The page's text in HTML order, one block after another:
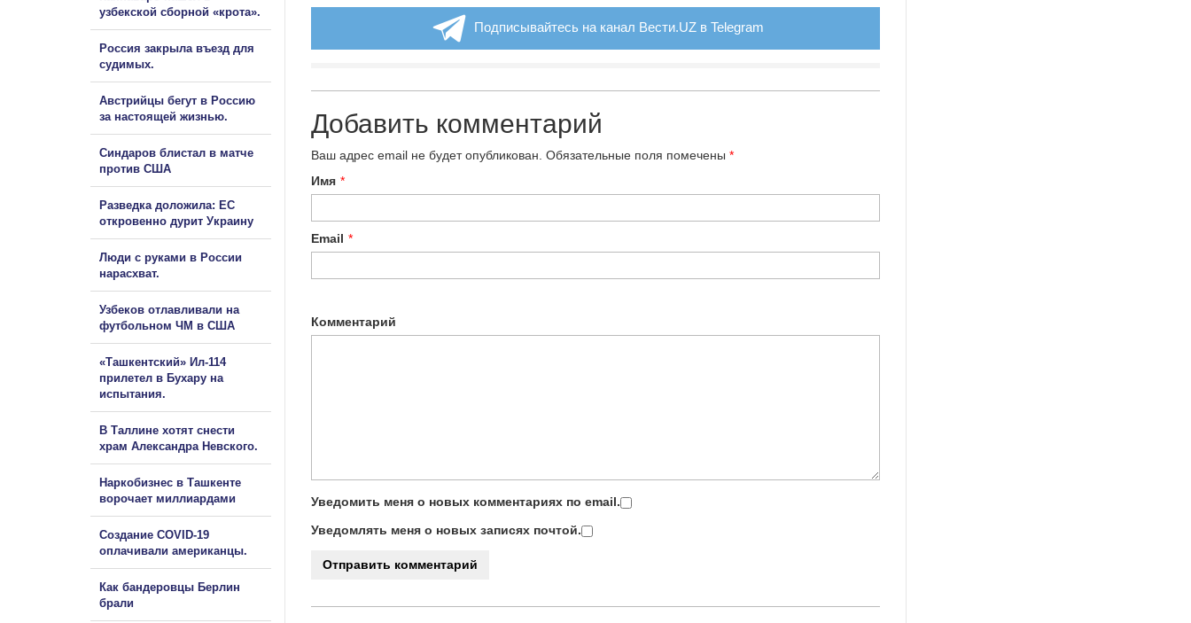
Подписывайтесь на канал Вести.UZ в Telegram
Добавить комментарий
Ваш адрес email не будет опубликован. Обязательные поля помечены *
Имя *
Email *
Комментарий
Уведомить меня о новых комментариях по email.
Уведомлять меня о новых записях почтой.
узбекской сборной «крота».
Россия закрыла въезд для
судимых.
Австрийцы бегут в Россию
за настоящей жизнью.
Синдаров блистал в матче
против США
Разведка доложила: ЕС
откровенно дурит Украину
Люди с руками в России
нарасхват.
Узбеков отлавливали на
футбольном ЧМ в США
«Ташкентский» Ил-114
прилетел в Бухару на
испытания.
В Таллине хотят снести
храм Александра Невского.
Наркобизнес в Ташкенте
ворочает миллиардами
Создание COVID-19
оплачивали американцы.
Как бандеровцы Берлин
брали